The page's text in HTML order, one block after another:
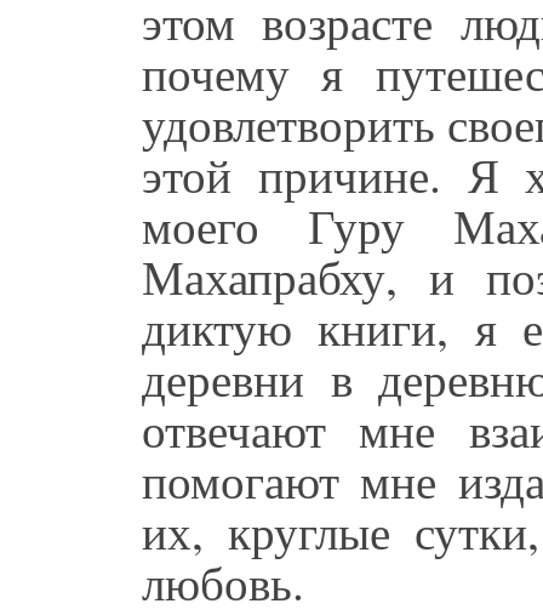
этом возрасте
почему я
удовлетворить
этой причине. Я
моего Гуру
Махапрабху, и
диктую книги, я
деревни в
отвечают мне
помогают мне
их, круглые
любовь.